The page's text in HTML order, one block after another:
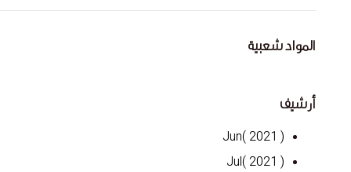
المواد شعبية
أرشيف
Jun( 2021 )
Jul( 2021 )